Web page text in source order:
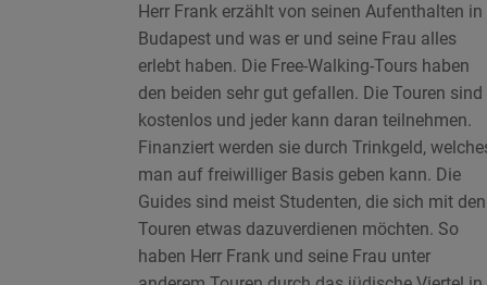
Herr Frank erzählt von seinen Aufenthalten in
Budapest und was er und seine Frau alles
erlebt haben. Die Free-Walking-Tours haben
den beiden sehr gut gefallen. Die Touren sind
kostenlos und jeder kann daran teilnehmen.
Finanziert werden sie durch Trinkgeld,
man auf freiwilliger Basis geben kann. Die
Guides sind meist Studenten, die sich mit den
Touren etwas dazuverdienen möchten. So
haben Herr Frank und seine Frau unter